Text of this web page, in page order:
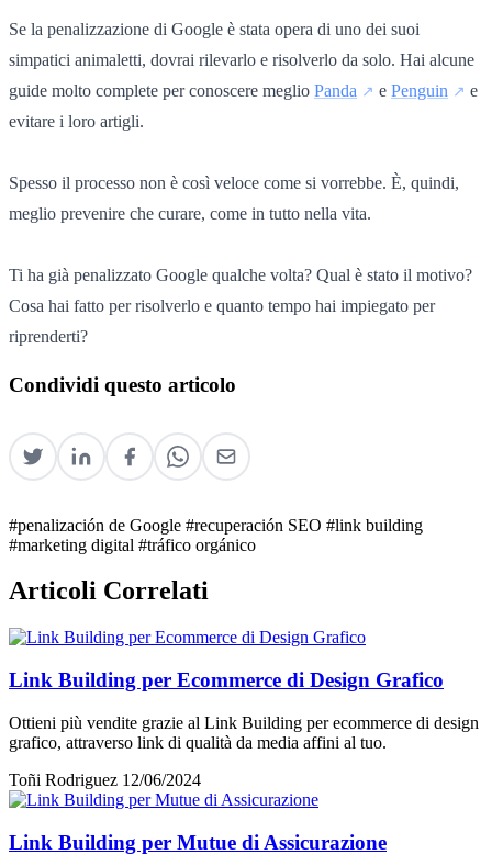
Se la penalizzazione di Google è stata opera di uno dei suoi
simpatici animaletti, dovrai rilevarlo e risolverlo da solo. Hai alcune
guide molto complete per conoscere meglio Panda e Penguin
e
evitare i loro artigli.
Spesso il processo non è così veloce come si vorrebbe. È, quindi,
meglio prevenire che curare, come in tutto nella vita.
Ti ha già penalizzato Google qualche volta? Qual è stato il motivo?
Cosa hai fatto per risolverlo e quanto tempo hai impiegato per
riprenderti?
Condividi questo articolo
#penalización de Google #recuperación SEO #link building
#marketing digital #tráfico orgánico
Articoli Correlati
Link Building per Ecommerce di Design Grafico
Ottieni più vendite grazie al Link Building per ecommerce di design
grafico, attraverso link di qualità da media affini al tuo.
Toñi Rodriguez 12/06/2024
Link Building per Mutue di Assicurazione